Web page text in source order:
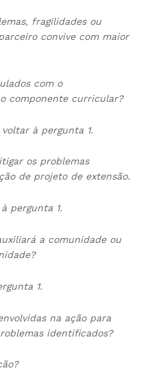
fragilidades ou
convive com maior
com o
componente curricular?
à pergunta 1.
os problemas
de projeto de extensão.
pergunta 1.
a comunidade ou
1.
na ação para
identificados?